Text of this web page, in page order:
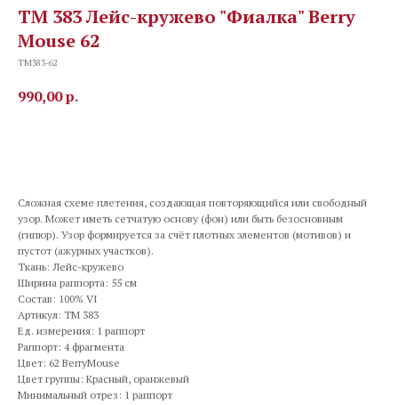
TM 383 Лейс-кружево "Фиалка" Berry
Mouse 62
TM383-62
990,00р.
Сложная схеме плетения, создающая повторяющийся или свободный
узор. Может иметь сетчатую основу (фон) или быть безосновным
(гипюр). Узор формируется за счёт плотных элементов (мотивов) и
пустот (ажурных участков).
Ткань: Лейс-кружево
Ширина раппорта: 55 см
Состав: 100% VI
Артикул: TM 383
Ед. измерения: 1 раппорт
Раппорт: 4 фрагмента
Цвет: 62 BerryMouse
Цвет группы: Красный, оранжевый
Минимальный отрез: 1 раппорт